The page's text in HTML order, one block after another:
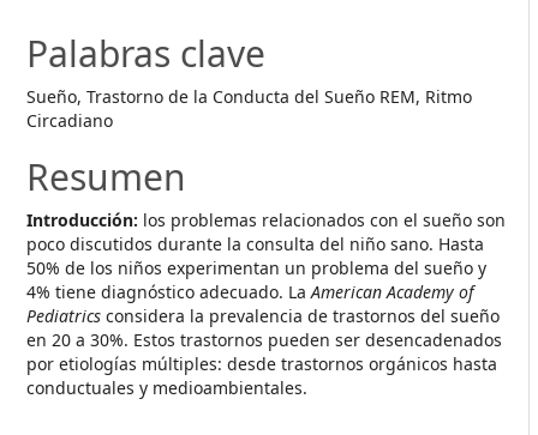
Palabras clave
Sueño, Trastorno de la Conducta del Sueño REM, Ritmo
Circadiano
Resumen
Introducción: los problemas relacionados con el sueño son
poco discutidos durante la consulta del niño sano. Hasta
50% de los niños experimentan un problema del sueño y
4% tiene diagnóstico adecuado. LaAmerican Academy of
Pediatricsconsidera la prevalencia de trastornos del sueño
en 20 a 30%. Estos trastornos pueden ser desencadenados
por etiologías múltiples: desde trastornos orgánicos hasta
conductuales y medioambientales.